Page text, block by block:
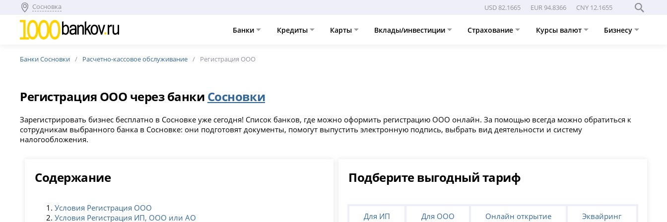
Сосновка USD 82.1665 EUR 94.8366 CNY 12.1655
Банки Кредиты Карты Вклады/инвестиции Страхование Курсы валют Бизнесу
Банки Сосновки Расчетно-кассовое обслуживание Регистрация ООО
Регистрация ООО через банки Сосновки
Зарегистрировать бизнес бесплатно в Сосновке уже сегодня! Список банков, где можно оформить регистрацию ООО онлайн. За помощью всегда можно обратиться к
сотрудникам выбранного банка в Сосновке: они подготовят документы, помогут выпустить электронную подпись, выбрать вид деятельности и систему
налогообложения.
Содержание
Условия Регистрация ООО
Условия Регистрация ИП, ООО или АО
Подберите выгодный тариф
Для ИП Для ООО Онлайн открытие Эквайринг